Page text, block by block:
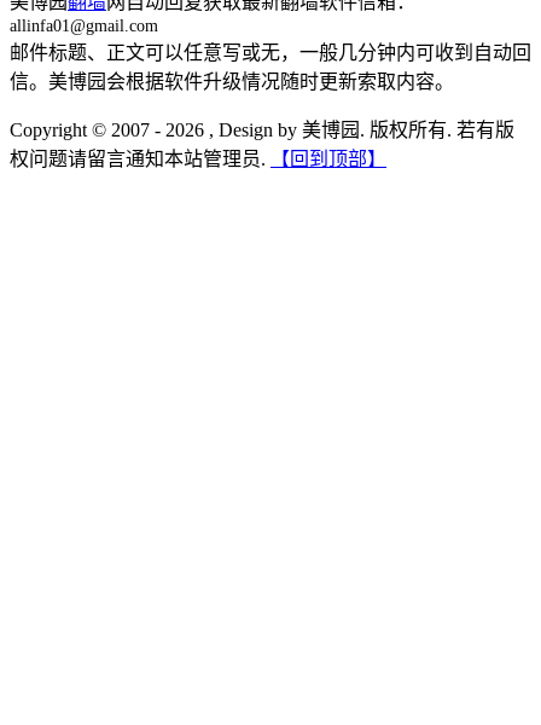
allinfa01@gmail.com
邮件标题、正文可以任意写或无，一般几分钟内可收到自动回
信。美博园会根据软件升级情况随时更新索取内容。
Copyright © 2007 - 2026 , Design by 美博园. 版权所有. 若有版
权问题请留言通知本站管理员.
【回到顶部】